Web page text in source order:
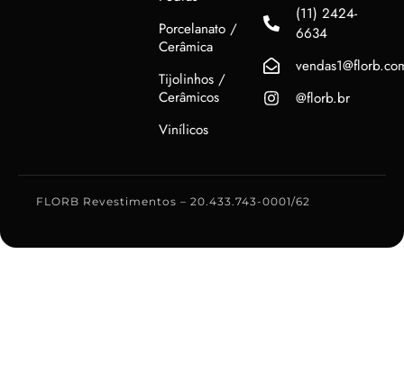
Porcelanato /
Cerâmica
Tijolinhos /
Cerâmicos
Vinílicos
(11) 2424-
6634
@florb.br
FLORB Revestimentos – 20.433.743-0001/62